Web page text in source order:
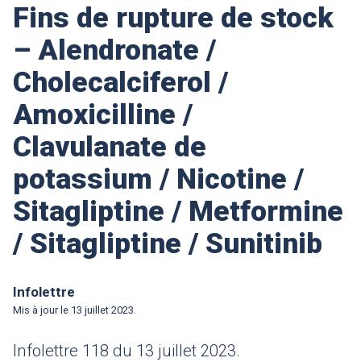
Fins de rupture de stock
– Alendronate /
Cholecalciferol /
Amoxicilline /
Clavulanate de
potassium / Nicotine /
Sitagliptine / Metformine
/ Sitagliptine / Sunitinib
Infolettre
Mis à jour le 13 juillet 2023
Infolettre 118 du 13 juillet 2023.